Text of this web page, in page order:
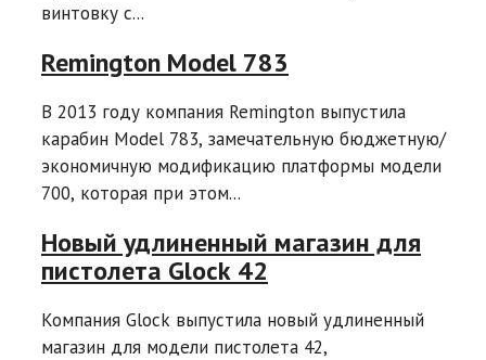
винтовку с...
Remington Model 783
В 2013 году компания Remington выпустила
карабин Model 783, замечательную бюджетную/
экономичную модификацию платформы модели
700, которая при этом...
Новый удлиненный магазин для
пистолета Glock 42
Компания Glock выпустила новый удлиненный
магазин для модели пистолета 42,